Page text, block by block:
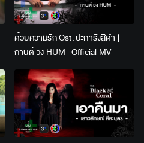
ด้วยความรัก Ost. ปะการังสีดำ |
กานต์ วง HUM | Official MV